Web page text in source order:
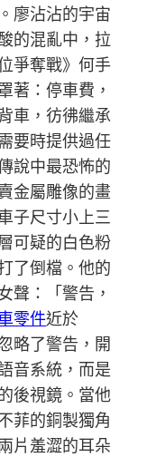
廖沾沾的宇宙
的混亂中，拉
爭奪戰》何手
著：停車費，
車，彷彿繼承
要時提供過任
說中最恐怖的
金屬雕像的畫
子尺寸小上三
可疑的白色粉
了倒檔。他的
聲：「警告，
零件近於
略了警告，開
音系統，而是
後視鏡。當他
菲的銅製獨角
片羞澀的耳朵